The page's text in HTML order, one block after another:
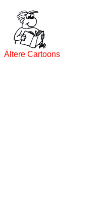
Ältere Cartoons